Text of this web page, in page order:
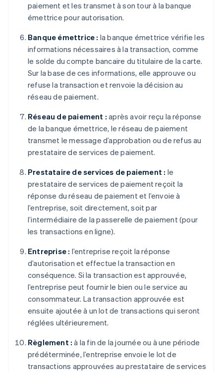
paiement et les transmet à son tour à la banque
émettrice pour autorisation.
Banque émettrice : la banque émettrice vérifie les
informations nécessaires à la transaction, comme
le solde du compte bancaire du titulaire de la carte.
Sur la base de ces informations, elle approuve ou
refuse la transaction et renvoie la décision au
réseau de paiement.
Réseau de paiement : après avoir reçu la réponse
de la banque émettrice, le réseau de paiement
transmet le message d’approbation ou de refus au
prestataire de services de paiement.
Prestataire de services de paiement : le
prestataire de services de paiement reçoit la
réponse du réseau de paiement et l’envoie à
l’entreprise, soit directement, soit par
l’intermédiaire de la passerelle de paiement (pour
les transactions en ligne).
Entreprise : l’entreprise reçoit la réponse
d’autorisation et effectue la transaction en
conséquence. Si la transaction est approuvée,
l’entreprise peut fournir le bien ou le service au
consommateur. La transaction approuvée est
ensuite ajoutée à un lot de transactions qui seront
réglées ultérieurement.
Règlement : à la fin de la journée ou à une période
prédéterminée, l’entreprise envoie le lot de
transactions approuvées au prestataire de services